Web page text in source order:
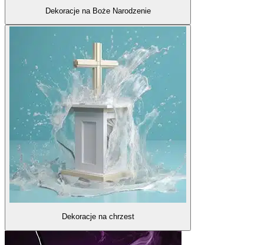
Dekoracje na Boże Narodzenie
Dekoracje na chrzest